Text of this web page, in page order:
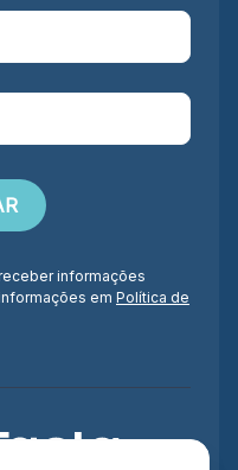
informações
em Política de